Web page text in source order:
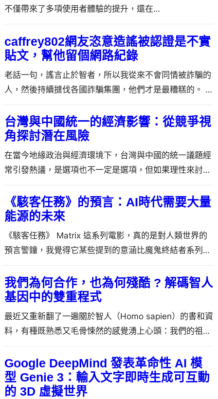
不僅帶來了多項使用者體驗的提升，還在…
caffrey802網友恣意造謠被認證是不實
貼文，幫他留個網路紀錄
老話一句，謠言止於智者，所以我從來不會同情被詐騙的
人，然後持續撻伐各國詐騙集團，他們才是最糟糕的。 這
台灣與中國統一的經濟影響：從競爭視
角探討潛在風險
在當今地緣政治與經濟環境下，台灣與中國的統一議題經
常引發熱議，是選項也不一定是選項，但如果理性來討論
《駭客任務》的預言：AI時代需要大量
能源的未來
《駭客任務》 Matrix 這系列電影，真的是對人類世界的
預言警鐘，我覺得它某些提到的意涵比魔鬼終結者系列電
我們為何合作，也為何殘酷 ? 解碼智人
基因中的雙重程式
最近又重新翻了一遍關於智人（Homo sapien）的書和資
料，有種既熟悉又毛骨悚然的感覺湧上心頭：我們的祖
Google DeepMind 發表革命性 AI 模
型 Genie 3：輸入文字即時生成可互動
的 3D 虛擬世界